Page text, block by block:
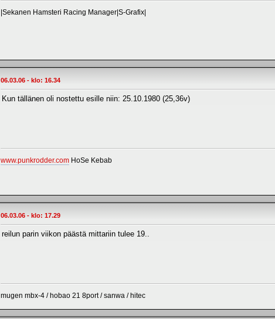
|Sekanen Hamsteri Racing Manager|S-Grafix|
06.03.06 - klo: 16.34
Kun tällänen oli nostettu esille niin: 25.10.1980 (25,36v)
www.punkrodder.com HoSe Kebab
06.03.06 - klo: 17.29
reilun parin viikon päästä mittariin tulee 19..
mugen mbx-4 / hobao 21 8port / sanwa / hitec